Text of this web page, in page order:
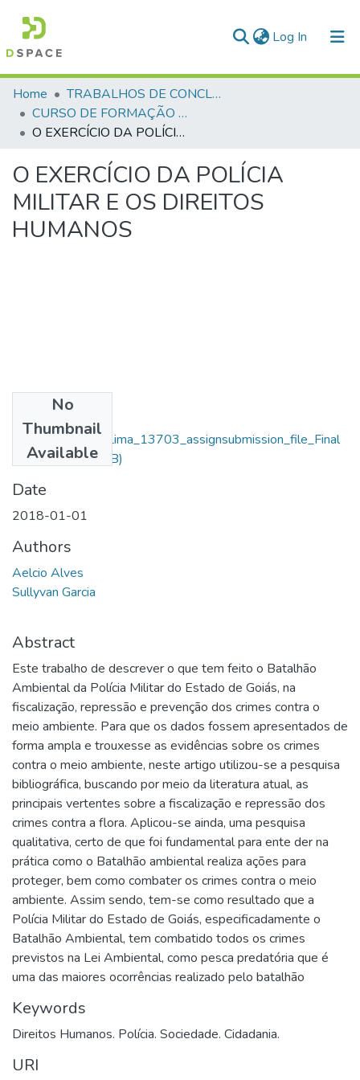
Log In (current)
Communities & Collections
All of DSpace
Home
TRABALHOS DE CONCLUSÃO DE CURSO - CFP (CURSO DE FORMAÇÃO DE PRAÇAS)
CURSO DE FORMAÇÃO DE PRAÇAS - CFP - 2018
O EXERCÍCIO DA POLÍCIA MILITAR E OS DIREITOS HUMANOS
O EXERCÍCIO DA POLÍCIA
MILITAR E OS DIREITOS
HUMANOS
No
Thumbnail
Available
Aelcio Alves De Lima_13703_assignsubmission_file_Final
(1).pdf(311.53 KB)
Date
2018-01-01
Authors
Aelcio Alves
Sullyvan Garcia
Abstract
Este trabalho de descrever o que tem feito o Batalhão
Ambiental da Polícia Militar do Estado de Goiás, na
fiscalização, repressão e prevenção dos crimes contra o
meio ambiente. Para que os dados fossem apresentados de
forma ampla e trouxesse as evidências sobre os crimes
contra o meio ambiente, neste artigo utilizou-se a pesquisa
bibliográfica, buscando por meio da literatura atual, as
principais vertentes sobre a fiscalização e repressão dos
crimes contra a flora. Aplicou-se ainda, uma pesquisa
qualitativa, certo de que foi fundamental para ente der na
prática como o Batalhão ambiental realiza ações para
proteger, bem como combater os crimes contra o meio
ambiente. Assim sendo, tem-se como resultado que a
Polícia Militar do Estado de Goiás, especificadamente o
Batalhão Ambiental, tem combatido todos os crimes
previstos na Lei Ambiental, como pesca predatória que é
uma das maiores ocorrências realizado pelo batalhão
Keywords
Direitos Humanos. Polícia. Sociedade. Cidadania.
URI